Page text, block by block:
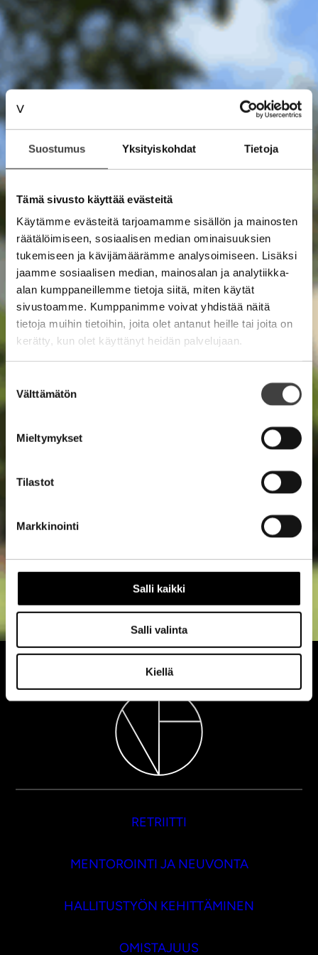
Suostumus Yksityiskohdat Tietoja
Tämä sivusto käyttää evästeitä
Käytämme evästeitä tarjoamamme sisällön ja mainosten
räätälöimiseen, sosiaalisen median ominaisuuksien
tukemiseen ja kävijämäärämme analysoimiseen. Lisäksi
jaamme sosiaalisen median, mainosalan ja analytiikka-
alan kumppaneillemme tietoja siitä, miten käytät
sivustoamme. Kumppanimme voivat yhdistää näitä
tietoja muihin tietoihin, joita olet antanut heille tai joita on
kerätty, kun olet käyttänyt heidän palvelujaan.
valinta
Välttämätön
Mieltymykset
Tilastot
Markkinointi
Salli kaikki
Salli valinta
Kiellä
RETRIITTI
MENTOROINTI JA NEUVONTA
HALLITUSTYÖN KEHITTÄMINEN
OMISTAJUUS